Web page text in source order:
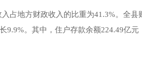
占地方财政收入的比重为41.3%。全县
9.9%。其中，住户存款余额224.49亿元